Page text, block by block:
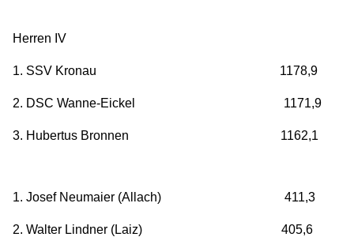
Herren IV
1. SSV Kronau 1178,9
2. DSC Wanne-Eickel 1171,9
3. Hubertus Bronnen 1162,1
1. Josef Neumaier (Allach) 411,3
2. Walter Lindner (Laiz) 405,6